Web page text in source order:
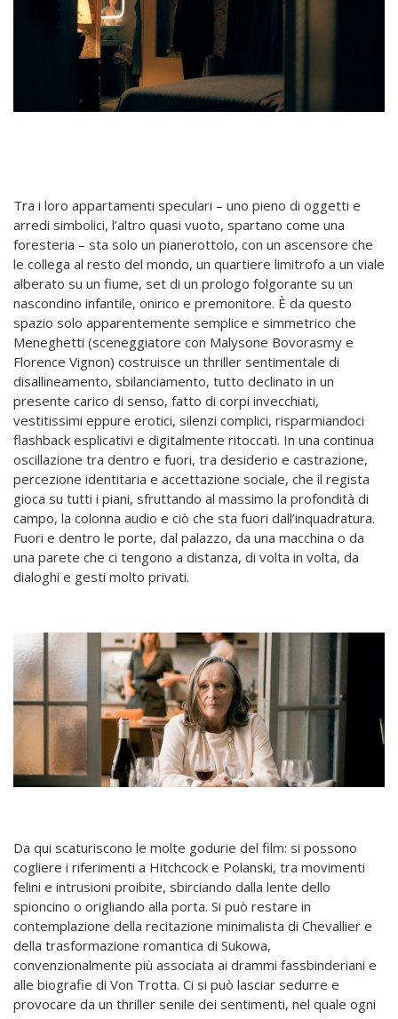
Tra i loro appartamenti speculari – uno pieno di oggetti e
arredi simbolici, l’altro quasi vuoto, spartano come una
foresteria – sta solo un pianerottolo, con un ascensore che
le collega al resto del mondo, un quartiere limitrofo a un viale
alberato su un fiume, set di un prologo folgorante su un
nascondino infantile, onirico e premonitore. È da questo
spazio solo apparentemente semplice e simmetrico che
Meneghetti (sceneggiatore con Malysone Bovorasmy e
Florence Vignon) costruisce un thriller sentimentale di
disallineamento, sbilanciamento, tutto declinato in un
presente carico di senso, fatto di corpi invecchiati,
vestitissimi eppure erotici, silenzi complici, risparmiandoci
flashback esplicativi e digitalmente ritoccati. In una continua
oscillazione tra dentro e fuori, tra desiderio e castrazione,
percezione identitaria e accettazione sociale, che il regista
gioca su tutti i piani, sfruttando al massimo la profondità di
campo, la colonna audio e ciò che sta fuori dall’inquadratura.
Fuori e dentro le porte, dal palazzo, da una macchina o da
una parete che ci tengono a distanza, di volta in volta, da
dialoghi e gesti molto privati.
Da qui scaturiscono le molte godurie del film: si possono
cogliere i riferimenti a Hitchcock e Polanski, tra movimenti
felini e intrusioni proibite, sbirciando dalla lente dello
spioncino o origliando alla porta. Si può restare in
contemplazione della recitazione minimalista di Chevallier e
della trasformazione romantica di Sukowa,
convenzionalmente più associata ai drammi fassbinderiani e
alle biografie di Von Trotta. Ci si può lasciar sedurre e
provocare da un thriller senile dei sentimenti, nel quale ogni